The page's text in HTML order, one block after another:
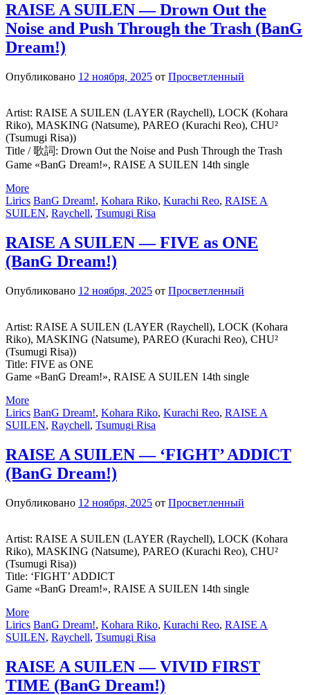
RAISE A SUILEN — Drown Out the
Noise and Push Through the Trash (BanG
Dream!)
Опубликовано 12 ноября, 2025 от Просветленный
Artist: RAISE A SUILEN (LAYER (Raychell), LOCK (Kohara
Riko), MASKING (Natsume), PAREO (Kurachi Reo), CHU²
(Tsumugi Risa))
Title / 歌詞: Drown Out the Noise and Push Through the Trash
Game «BanG Dream!», RAISE A SUILEN 14th single
More
Lirics BanG Dream!, Kohara Riko, Kurachi Reo, RAISE A
SUILEN, Raychell, Tsumugi Risa
RAISE A SUILEN — FIVE as ONE
(BanG Dream!)
Опубликовано 12 ноября, 2025 от Просветленный
Artist: RAISE A SUILEN (LAYER (Raychell), LOCK (Kohara
Riko), MASKING (Natsume), PAREO (Kurachi Reo), CHU²
(Tsumugi Risa))
Title: FIVE as ONE
Game «BanG Dream!», RAISE A SUILEN 14th single
More
Lirics BanG Dream!, Kohara Riko, Kurachi Reo, RAISE A
SUILEN, Raychell, Tsumugi Risa
RAISE A SUILEN — ‘FIGHT’ ADDICT
(BanG Dream!)
Опубликовано 12 ноября, 2025 от Просветленный
Artist: RAISE A SUILEN (LAYER (Raychell), LOCK (Kohara
Riko), MASKING (Natsume), PAREO (Kurachi Reo), CHU²
(Tsumugi Risa))
Title: ‘FIGHT’ ADDICT
Game «BanG Dream!», RAISE A SUILEN 14th single
More
Lirics BanG Dream!, Kohara Riko, Kurachi Reo, RAISE A
SUILEN, Raychell, Tsumugi Risa
RAISE A SUILEN — VIVID FIRST
TIME (BanG Dream!)